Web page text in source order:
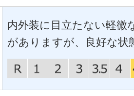
内外装に目立たない軽微
がありますが、良好な状